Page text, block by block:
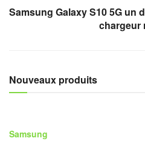
Samsung Galaxy S10 5G un
chargeur
Nouveaux produits
Samsung